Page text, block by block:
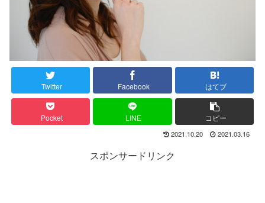
Twitter Facebook はてブ
Pocket LINE コピー
2021.10.20 2021.03.16
スポンサードリンク